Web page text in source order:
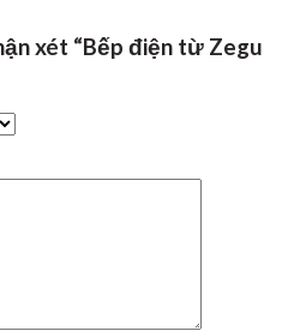
xét “Bếp điện từ Zegu